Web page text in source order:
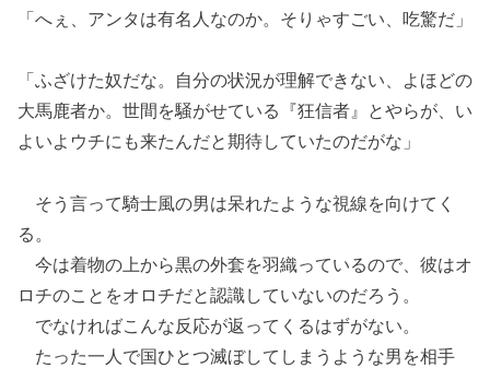
「へぇ、アンタは有名人なのか。そりゃすごい、吃驚だ」
「ふざけた奴だな。自分の状況が理解できない、よほどの
大馬鹿者か。世間を騒がせている『狂信者』とやらが、い
よいよウチにも来たんだと期待していたのだがな」
そう言って騎士風の男は呆れたような視線を向けてく
る。
今は着物の上から黒の外套を羽織っているので、彼はオ
ロチのことをオロチだと認識していないのだろう。
でなければこんな反応が返ってくるはずがない。
たった一人で国ひとつ滅ぼしてしまうような男を相手